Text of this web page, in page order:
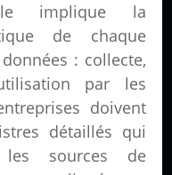
implique la
de chaque
: collecte,
par les
doivent
détaillés qui
les sources de